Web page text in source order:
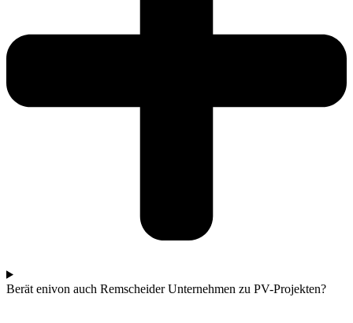
Berät enivon auch Remscheider Unternehmen zu PV-Projekten?